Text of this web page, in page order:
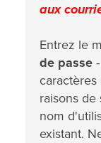
aux
Entrez le
de passe
raisons
nom
existant.